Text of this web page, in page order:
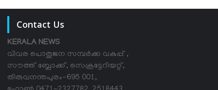
Contact Us
KERALA NEWS
വിവര പൊതുജന സമ്പര്‍ക്ക വകുപ്പ് ,
സൗത്ത് ബ്ലോക്ക്, സെക്രട്ടേറിയറ്റ്,
തിരുവനന്തപുരം-695 001,